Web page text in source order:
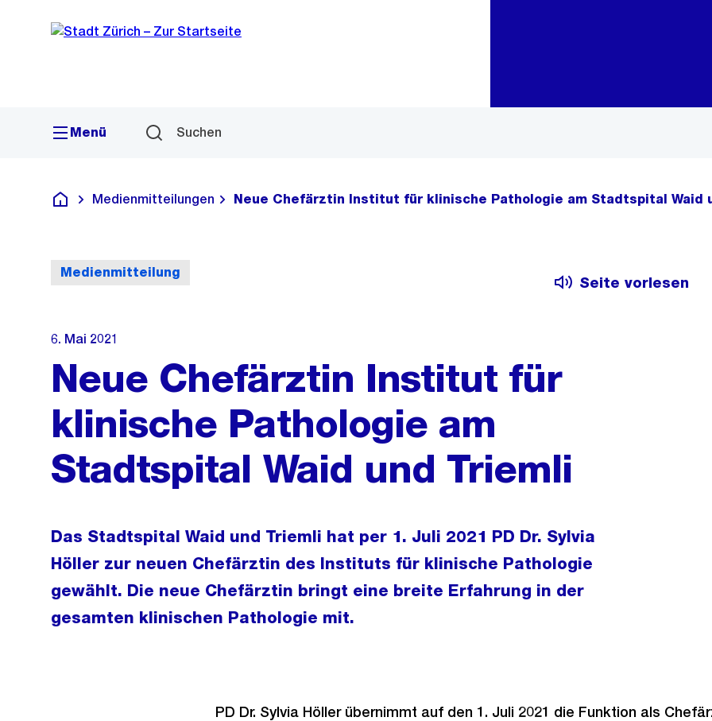
Navigation
Sprunglink
Menü Suchen
Deutsch
Medienmitteilungen Neue Chefärztin Institut für klinische Pathologie am Stadtspital Waid
Medienmitteilung
Seite vorlesen
6. Mai 2021
Neue Chefärztin Institut für
klinische Pathologie am
Stadtspital Waid und Triemli
Das Stadtspital Waid und Triemli hat per 1. Juli 2021 PD Dr. Sylvia
Höller zur neuen Chefärztin des Instituts für klinische Pathologie
gewählt. Die neue Chefärztin bringt eine breite Erfahrung in der
gesamten klinischen Pathologie mit.
PD Dr. Sylvia Höller übernimmt auf den 1. Juli 2021 die Funktion als